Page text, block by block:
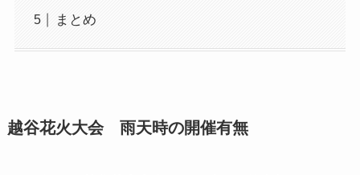
まとめ
越谷花火大会 雨天時の開催有無